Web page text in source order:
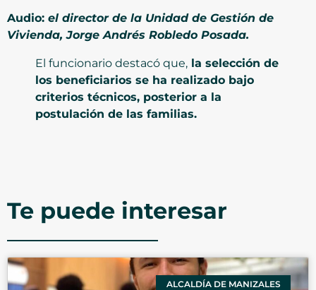
Audio: el director de la Unidad de Gestión de
Vivienda, Jorge Andrés Robledo Posada.
El funcionario destacó que, la selección de
los beneficiarios se ha realizado bajo
criterios técnicos, posterior a la
postulación de las familias.
Te puede interesar
ALCALDÍA DE MANIZALES